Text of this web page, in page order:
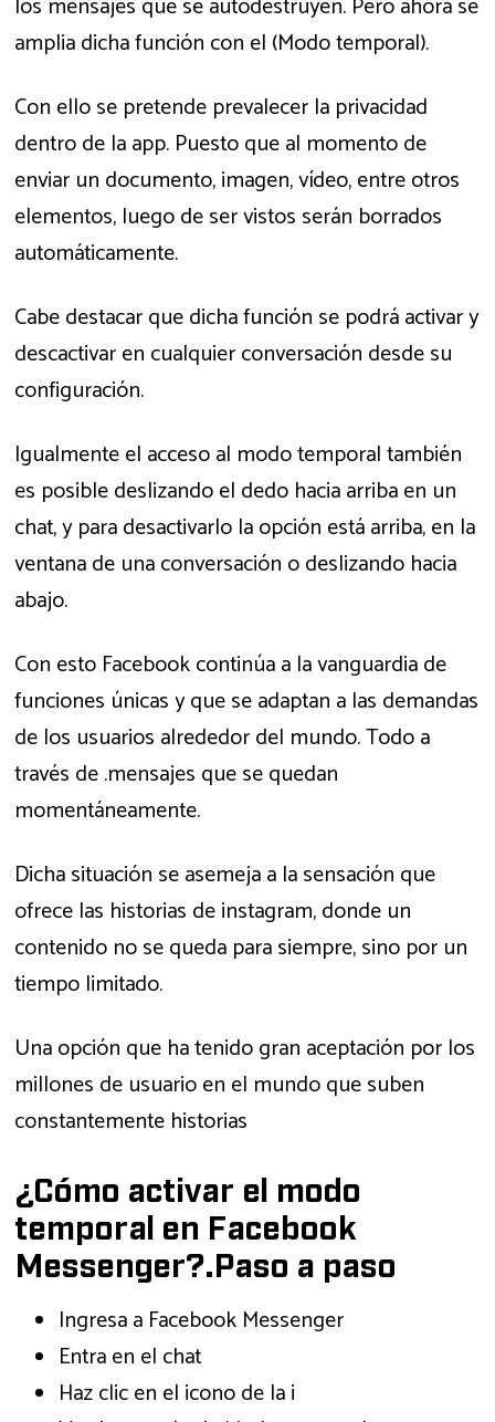
amplia dicha función con el (Modo temporal).
Con ello se pretende prevalecer la privacidad
dentro de la app. Puesto que al momento de
enviar un documento, imagen, vídeo, entre otros
elementos, luego de ser vistos serán borrados
automáticamente.
Cabe destacar que dicha función se podrá activar y
descactivar en cualquier conversación desde su
configuración.
Igualmente el acceso al modo temporal también
es posible deslizando el dedo hacia arriba en un
chat, y para desactivarlo la opción está arriba, en la
ventana de una conversación o deslizando hacia
abajo.
Con esto Facebook continúa a la vanguardia de
funciones únicas y que se adaptan a las demandas
de los usuarios alrededor del mundo. Todo a
través de .mensajes que se quedan
momentáneamente.
Dicha situación se asemeja a la sensación que
ofrece las historias de instagram, donde un
contenido no se queda para siempre, sino por un
tiempo limitado.
Una opción que ha tenido gran aceptación por los
millones de usuario en el mundo que suben
constantemente historias
¿Cómo activar el modo
temporal en Facebook
Messenger?.Paso a paso
Ingresa a Facebook Messenger
Entra en el chat
Haz clic en el icono de la i